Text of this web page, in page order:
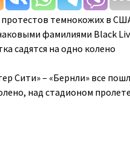
темнокожих в
фамилиями Black
садятся на одно колено
Сити» – «Бернли» все
над стадионом